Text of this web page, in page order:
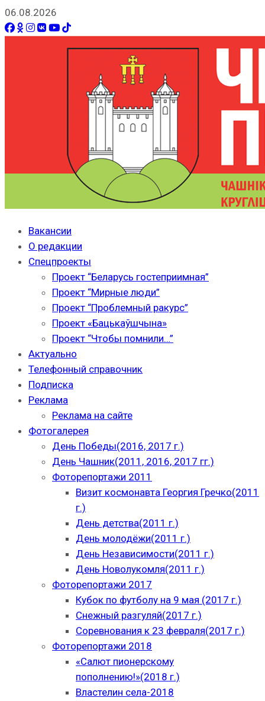
06.08.2026
Вакансии
О редакции
Спецпроекты
Проект “Беларусь гостеприимная”
Проект “Мирные люди”
Проект “Проблемный ракурс”
Проект «Бацькаўшчына»
Проект “Чтобы помнили…”
Актуально
Телефонный справочник
Подписка
Реклама
Реклама на сайте
Фотогалерея
День Победы(2016, 2017 г.)
День Чашник(2011, 2016, 2017 гг.)
Фоторепортажи 2011
Визит космонавта Георгия Гречко(2011
г.)
День детства(2011 г.)
День молодёжи(2011 г.)
День Независимости(2011 г.)
День Новолукомля(2011 г.)
Фоторепортажи 2017
Кубок по футболу на 9 мая (2017 г.)
Снежный разгуляй(2017 г.)
Соревнования к 23 февраля(2017 г.)
Фоторепортажи 2018
«Салют пионерскому
пополнению!»(2018 г.)
Властелин села-2018